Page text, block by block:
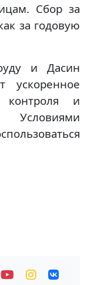
Сбор за
за годовую
и Дасин
ускоренное
контроля и